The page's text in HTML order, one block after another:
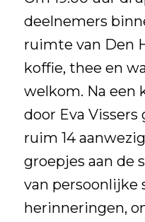
deelnemers
ruimte van Den
koffie, thee en
welkom. Na
door Eva Vissers
ruim 14
groepjes aan de
van persoonlijke
herinneringen,